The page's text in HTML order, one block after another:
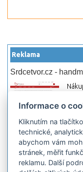
Reklama
Srdcetvor.cz -
začít
hosting
Informace o
Kliknutím na
technické,
abychom vám
stránek, měřit
reklamu. Další